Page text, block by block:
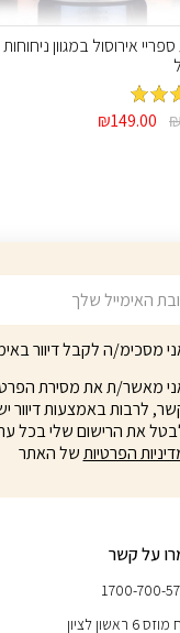
ספריי אירוסול במגוון
מתוך
המחיר
₪149.00
מסכימ/ה לקבל דיוור
מאשר/ת את מסירת
לרבות באמצעות דיוור
את הרישום שלי בכל
הפרטיותשל האתר
על קשר
1700-700-
6 ראשון לציון